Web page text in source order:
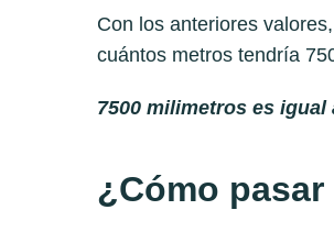
Con los anteriores
cuántos metros tendría
7500 milimetros es igual
¿Cómo